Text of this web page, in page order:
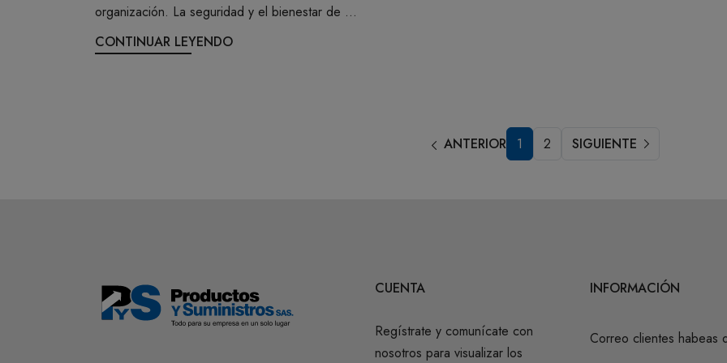
organización. La seguridad y el bienestar de ...
CONTINUAR LEYENDO
ANTERIOR 1 2 SIGUIENTE
CUENTA
Regístrate y comunícate con
nosotros para visualizar los
INFORMACIÓN
Correo clientes habeas